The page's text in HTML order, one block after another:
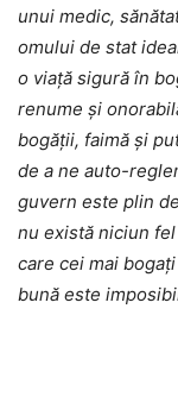
unui medic,
omului de stat
o viață sigură în
renume și
bogății, faimă și
de a ne auto-
guvern este plin
nu există niciun
care cei mai
bună este